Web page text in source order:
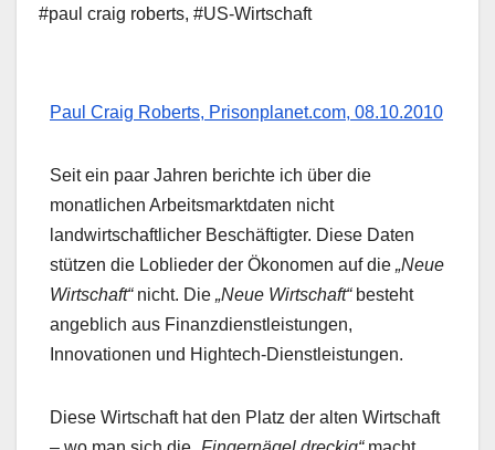
#paul craig roberts, #US-Wirtschaft
Paul Craig Roberts, Prisonplanet.com, 08.10.2010
Seit ein paar Jahren berichte ich über die
monatlichen Arbeitsmarktdaten nicht
landwirtschaftlicher Beschäftigter. Diese Daten
stützen die Loblieder der Ökonomen auf die „Neue
Wirtschaft“nicht. Die „Neue Wirtschaft“besteht
angeblich aus Finanzdienstleistungen,
Innovationen und Hightech-Dienstleistungen.
Diese Wirtschaft hat den Platz der alten Wirtschaft